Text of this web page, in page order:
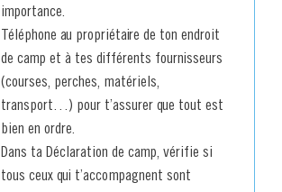
importance.
Téléphone au propriétaire de ton endroit
de camp et à tes différents fournisseurs
(courses, perches, matériels,
transport…) pour t’assurer que tout est
bien en ordre.
Dans ta Déclaration de camp, vérifie si
tous ceux qui t’accompagnent sont